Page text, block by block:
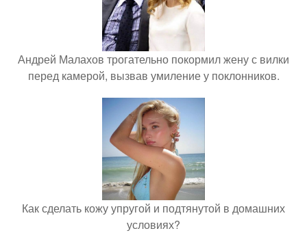
Андрей Малахов трогательно покормил жену с вилки
перед камерой, вызвав умиление у поклонников.
Как сделать кожу упругой и подтянутой в домашних
условиях?